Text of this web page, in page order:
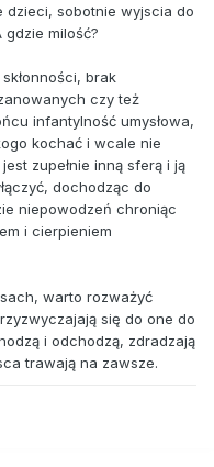
dzieci, sobotnie wyjscia do
milość?
brak
czy też
infantylność umysłowa,
kochać i wcale nie
zupełnie inną sferą i ją
dochodząc do
niepowodzeń chroniąc
i cierpieniem
warto rozważyć
się do one do
i odchodzą, zdradzają
trawają na zawsze.